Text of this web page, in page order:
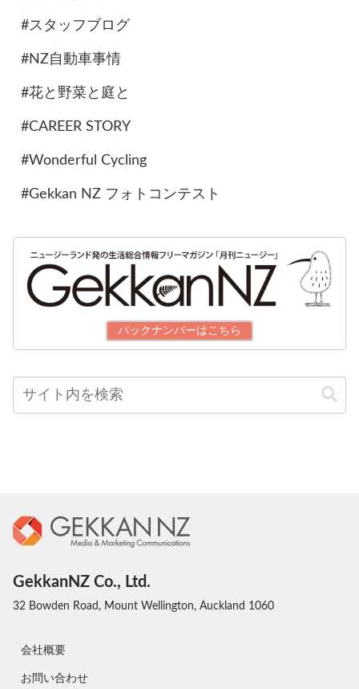
#スタッフブログ
#NZ自動車事情
#花と野菜と庭と
#CAREER STORY
#Wonderful Cycling
#Gekkan NZ フォトコンテスト
バックナンバーはこちら
GekkanNZ Co., Ltd.
32 Bowden Road, Mount Wellington, Auckland 1060
会社概要
お問い合わせ